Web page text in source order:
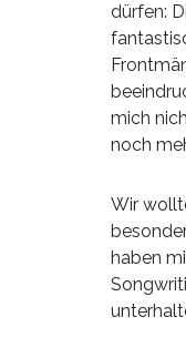
dürfen:
mich
noch
Wir
haben